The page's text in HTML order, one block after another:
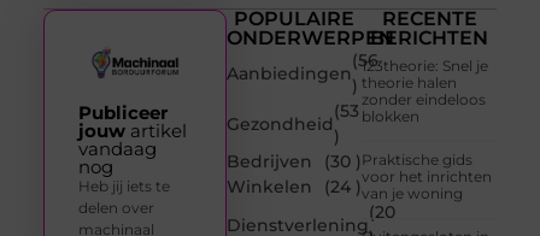
POPULAIRE
ONDERWERPEN
Aanbiedingen
(56
)
Gezondheid
(53
)
Bedrijven
(30 )
Winkelen
(24 )
Dienstverlening
(20
RECENTE
BERICHTEN
123theorie: Snel je
theorie halen
zonder eindeloos
blokken
Praktische gids
voor het inrichten
van je woning
Publiceer
jouwartikel
vandaag
nog
Heb jij iets te
delen over
machinaal